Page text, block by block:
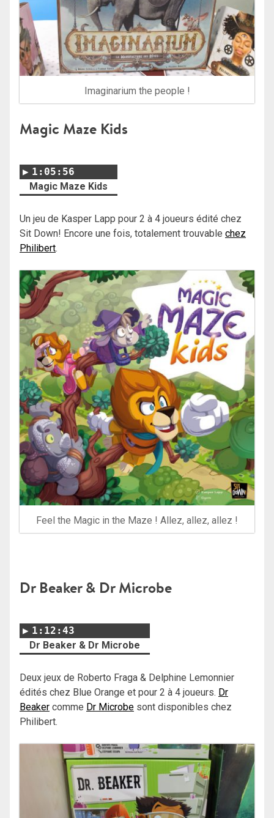
Imaginarium the people !
Magic Maze Kids
1:05:56
Magic Maze Kids
Un jeu de Kasper Lapp pour 2 à 4 joueurs édité chez
Sit Down! Encore une fois, totalement trouvable chez
Philibert.
Feel the Magic in the Maze ! Allez, allez, allez !
Dr Beaker & Dr Microbe
1:12:43
Dr Beaker & Dr Microbe
Deux jeux de Roberto Fraga & Delphine Lemonnier
édités chez Blue Orange et pour 2 à 4 joueurs. Dr
Beaker comme Dr Microbe sont disponibles chez
Philibert.